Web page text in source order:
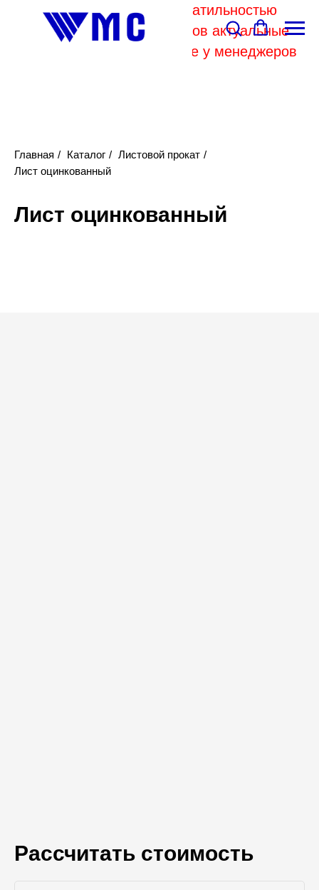
В связи с высокой волатильностью
отпускных цен комбинатов актуальные
цены на металл уточняйте у менеджеров
Главная / Каталог / Листовой прокат /
Лист оцинкованный
Лист оцинкованный
Рассчитать стоимость